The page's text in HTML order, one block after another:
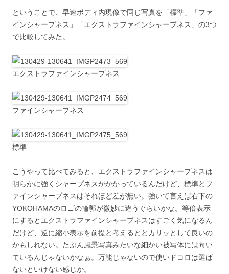
ということで、早速ボディ内現像で同じ写真を「標準」「ファ
インシャープネス」「エクストラファインシャープネス」の3つ
で比較してみた。
エクストラファインシャープネス
ファインシャープネス
標準
こうやって比べてみると、エクストラファインシャープネスは
明らかに強くシャープネスがかかっているんだけど、標準とフ
ァインシャープネスはそれほど差が無い。強いて言えば右下の
YOKOHAMAのロゴの輪郭が微妙に違うぐらいかな。等倍表示
にするとエクストラファインシャープネスはすごく気になるん
だけど、逆に縮小表示を前提と考えるととカリッとして良いの
かもしれない。たぶん風景写真みたいな細かい被写体には向い
ているんじゃないかなぁ。万能じゃないので使いドコロは選ば
ないといけない感じか。